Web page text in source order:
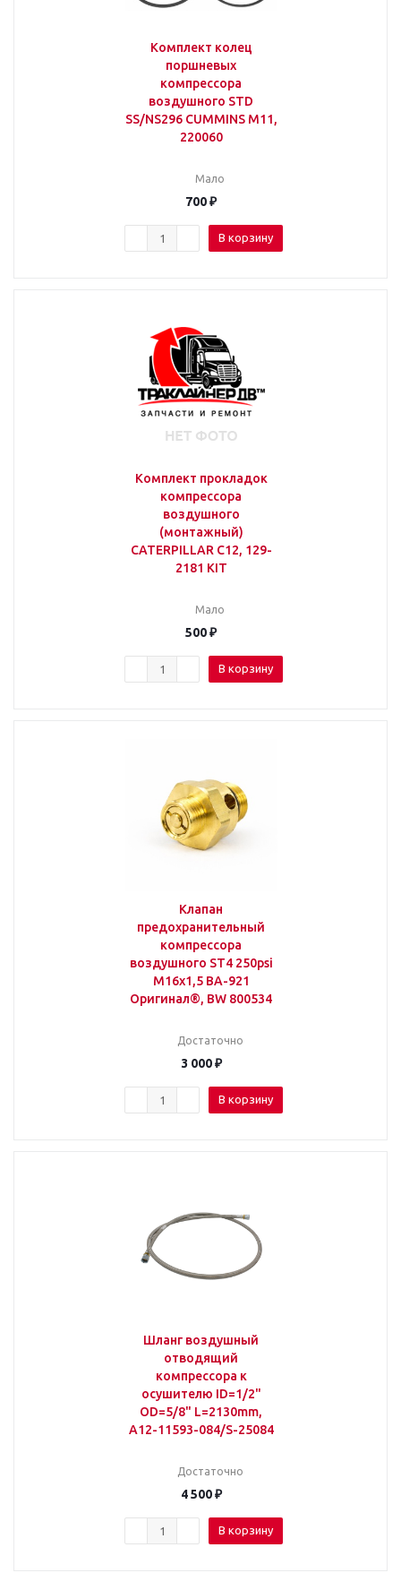
Комплект колец
поршневых
компрессора
воздушного STD
SS/NS296 CUMMINS M11,
220060
Мало
700₽
В корзину
Комплект прокладок
компрессора
воздушного
(монтажный)
CATERPILLAR C12, 129-
2181 KIT
Мало
500₽
В корзину
Клапан
предохранительный
компрессора
воздушного ST4 250psi
М16х1,5 BA-921
Оригинал®, BW 800534
Достаточно
3 000₽
В корзину
Шланг воздушный
отводящий
компрессора к
осушителю ID=1/2"
OD=5/8" L=2130mm,
A12-11593-084/S-25084
Достаточно
4 500₽
В корзину